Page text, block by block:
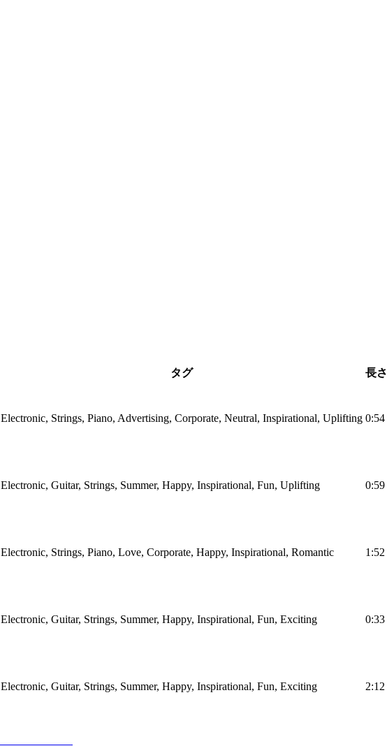
タグ 長さ
Electronic, Strings, Piano, Advertising, Corporate, Neutral, Inspirational, Uplifting 0:54
Electronic, Guitar, Strings, Summer, Happy, Inspirational, Fun, Uplifting 0:59
Electronic, Strings, Piano, Love, Corporate, Happy, Inspirational, Romantic 1:52
Electronic, Guitar, Strings, Summer, Happy, Inspirational, Fun, Exciting 0:33
Electronic, Guitar, Strings, Summer, Happy, Inspirational, Fun, Exciting 2:12